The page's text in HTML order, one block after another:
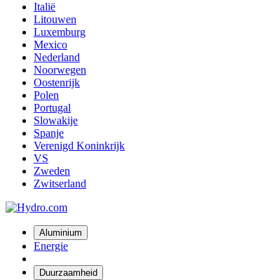
Italië
Litouwen
Luxemburg
Mexico
Nederland
Noorwegen
Oostenrijk
Polen
Portugal
Slowakije
Spanje
Verenigd Koninkrijk
VS
Zweden
Zwitserland
Aluminium
Energie
Duurzaamheid